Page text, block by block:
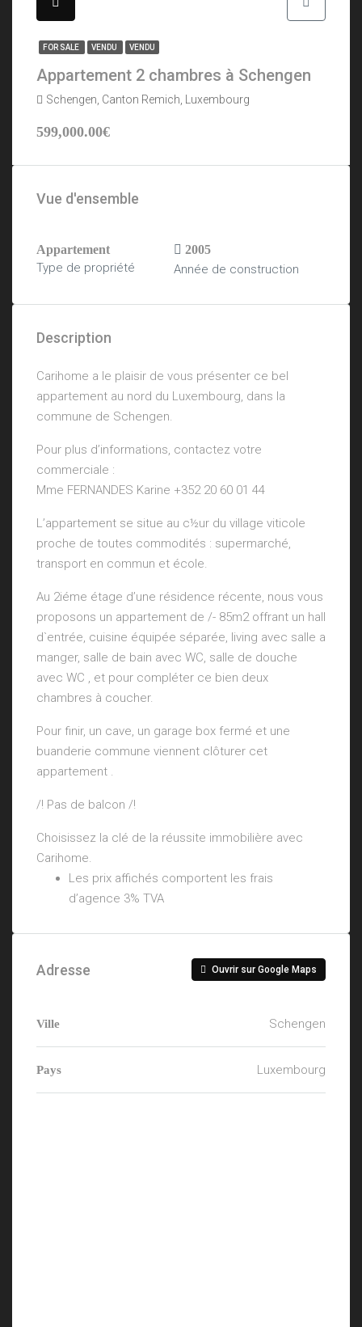
FOR SALE VENDU VENDU
Appartement 2 chambres à Schengen
Schengen, Canton Remich, Luxembourg
599,000.00€
Vue d'ensemble
Appartement
Type de propriété
2005
Année de construction
Description
Carihome a le plaisir de vous présenter ce bel
appartement au nord du Luxembourg, dans la
commune de Schengen.
Pour plus d’informations, contactez votre
commerciale :
Mme FERNANDES Karine +352 20 60 01 44
L’appartement se situe au c½ur du village viticole
proche de toutes commodités : supermarché,
transport en commun et école.
Au 2iéme étage d’une résidence récente, nous vous
proposons un appartement de /- 85m2 offrant un hall
d`entrée, cuisine équipée séparée, living avec salle a
manger, salle de bain avec WC, salle de douche
avec WC , et pour compléter ce bien deux
chambres à coucher.
Pour finir, un cave, un garage box fermé et une
buanderie commune viennent clôturer cet
appartement .
/! Pas de balcon /!
Choisissez la clé de la réussite immobilière avec
Carihome.
Les prix affichés comportent les frais
d’agence 3% TVA
Adresse Ouvrir sur Google Maps
Ville Schengen
Pays Luxembourg